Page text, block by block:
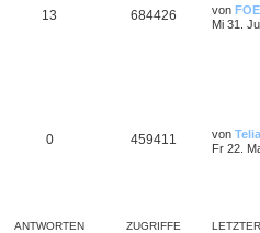
13 684426 von FOE
Mi 31.
0 459411 von
Fr 22.
ANTWORTEN ZUGRIFFE